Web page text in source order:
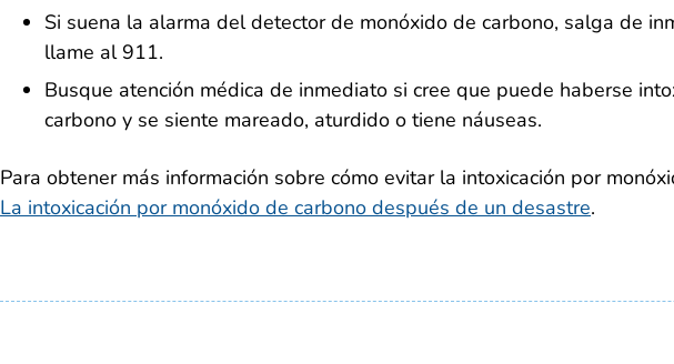
Si suena la alarma del detector de monóxido de carbono, salga de
llame al 911.
Busque atención médica de inmediato si cree que puede haberse
carbono y se siente mareado, aturdido o tiene náuseas.
Para obtener más información sobre cómo evitar la intoxicación por
La intoxicación por monóxido de carbono después de un desastre.